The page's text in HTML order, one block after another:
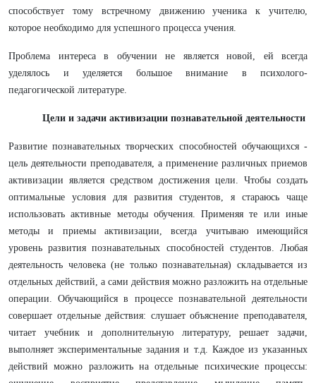
способствует тому встречному движению ученика к учителю,
которое необходимо для успешного процесса учения.
Проблема интереса в обучении не является новой, ей всегда
уделялось и уделяется большое внимание в психолого-
педагогической литературе.
Цели и задачи активизации познавательной деятельности
Развитие познавательных творческих способностей обучающихся -
цель деятельности преподавателя, а применение различных приемов
активизации является средством достижения цели. Чтобы создать
оптимальные условия для развития студентов, я стараюсь чаще
использовать активные методы обучения. Применяя те или иные
методы и приемы активизации, всегда учитываю имеющийся
уровень развития познавательных способностей студентов. Любая
деятельность человека (не только познавательная) складывается из
отдельных действий, а сами действия можно разложить на отдельные
операции. Обучающийся в процессе познавательной деятельности
совершает отдельные действия: слушает объяснение преподавателя,
читает учебник и дополнительную литературу, решает задачи,
выполняет экспериментальные задания и т.д. Каждое из указанных
действий можно разложить на отдельные психические процессы: